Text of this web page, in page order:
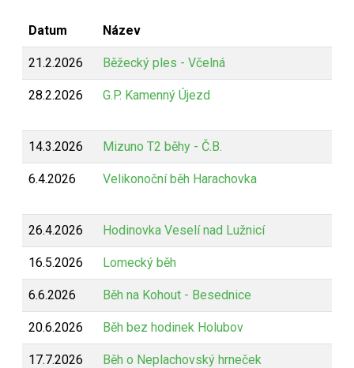
Datum Název
21.2.2026 Běžecký ples - Včelná
28.2.2026 G.P. Kamenný Újezd
14.3.2026 Mizuno T2 běhy - Č.B.
6.4.2026 Velikonoční běh Harachovka
26.4.2026 Hodinovka Veselí nad Lužnicí
16.5.2026 Lomecký běh
6.6.2026 Běh na Kohout - Besednice
20.6.2026 Běh bez hodinek Holubov
17.7.2026 Běh o Neplachovský hrneček